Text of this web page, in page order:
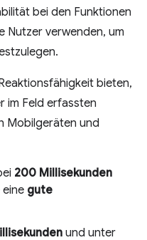
bei den Funktionen
Nutzer verwenden, um
bieten,
im Feld erfassten
Mobilgeräten und
200 Millisekunden
gute
und unter